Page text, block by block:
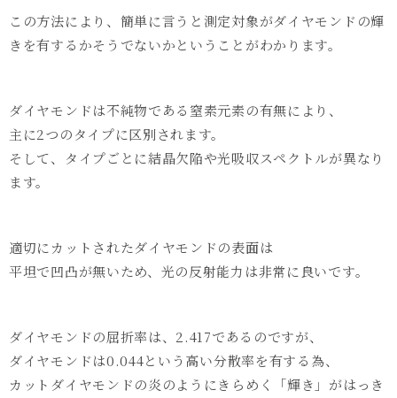
この方法により、簡単に言うと測定対象がダイヤモンドの輝
きを有するかそうでないかということがわかります。
ダイヤモンドは不純物である窒素元素の有無により、
主に2つのタイプに区別されます。
そして、タイプごとに結晶欠陥や光吸収スペクトルが異なり
ます。
適切にカットされたダイヤモンドの表面は
平坦で凹凸が無いため、光の反射能力は非常に良いです。
ダイヤモンドの屈折率は、2.417であるのですが、
ダイヤモンドは0.044という高い分散率を有する為、
カットダイヤモンドの炎のようにきらめく「輝き」がはっき